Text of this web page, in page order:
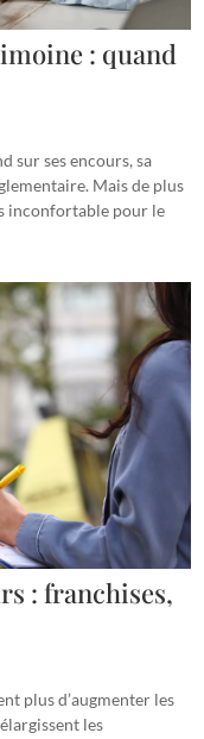
: quand
sur ses encours, sa
Mais de plus
inconfortable pour le
: franchises,
plus d’augmenter les
les